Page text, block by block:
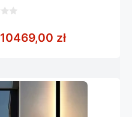
10469,00 złZakres